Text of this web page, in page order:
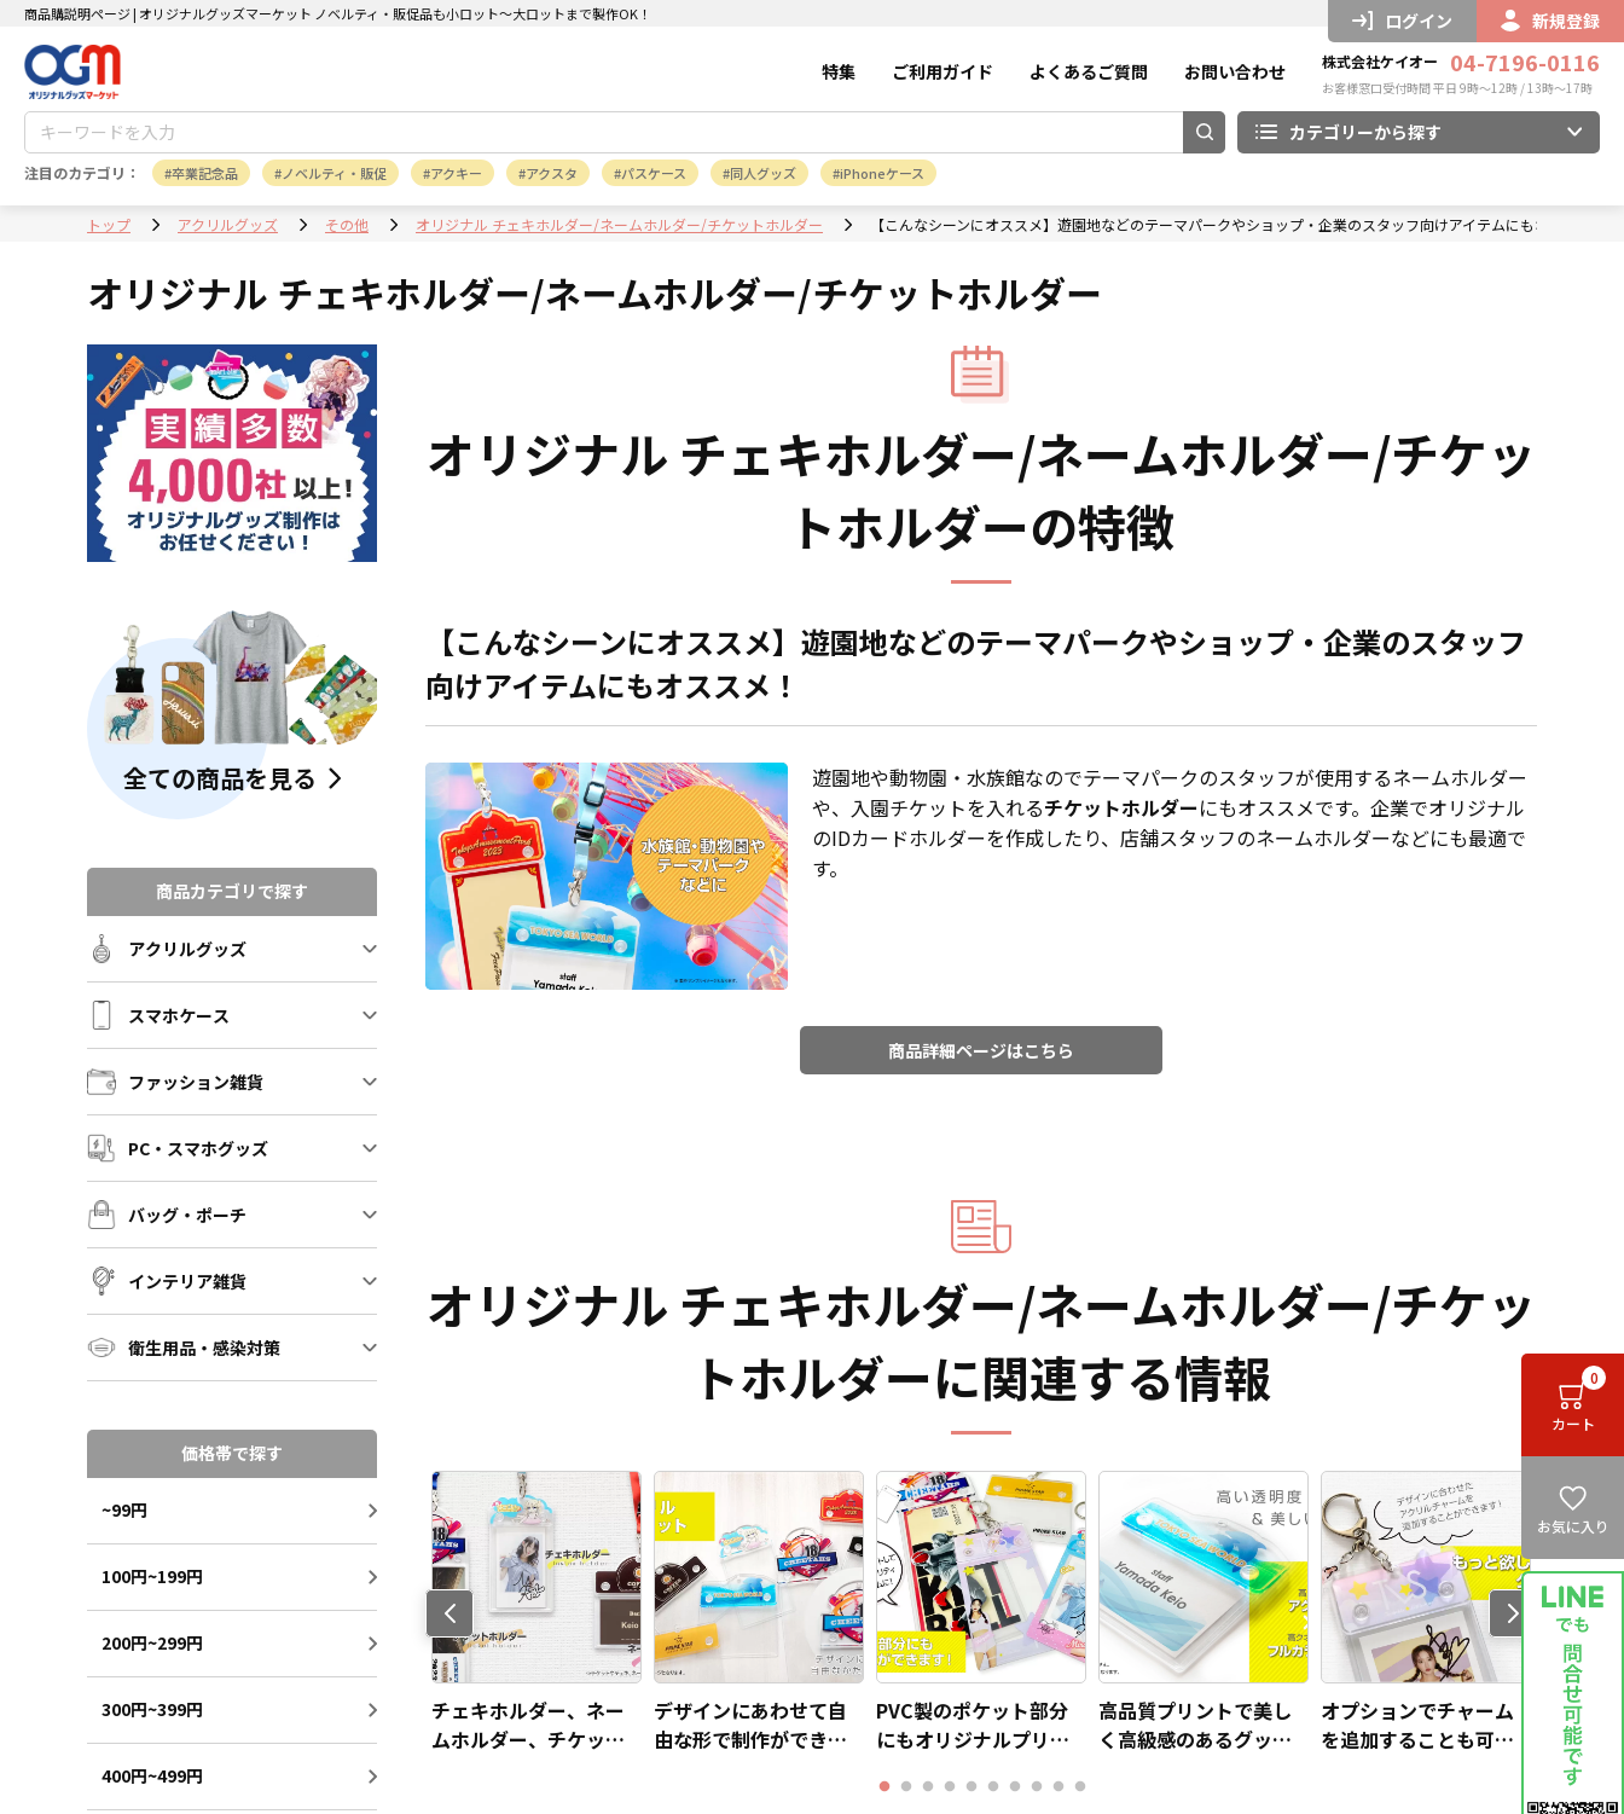
商品購説明ページ | オリジナルグッズマーケット ノベルティ・販促品も小ロット～大ロットまで製作OK！ ログイン 新規登録
特集 ご利用ガイド よくあるご質問 お問い合わせ 株式会社ケイオー 04-7196-0116
お客様窓口受付時間 平日 9時～12時 / 13時～17時
カテゴリーから探す
注目のカテゴリ： 卒業記念品 ノベルティ・販促 アクキー アクスタ パスケース 同人グッズ iPhoneケース
トップ アクリルグッズ その他 オリジナル チェキホルダー/ネームホルダー/チケットホルダー 【こんなシーンにオススメ】遊園地などのテーマパークやショップ・企業のスタッフ向けアイテムにもオススメ！
オリジナル チェキホルダー/ネームホルダー/チケットホルダー
全ての商品を見る
商品カテゴリで探す
アクリルグッズ
スマホケース
ファッション雑貨
PC・スマホグッズ
バッグ・ポーチ
インテリア雑貨
衛生用品・感染対策
価格帯で探す
~99円
100円~199円
200円~299円
300円~399円
400円~499円
オリジナル チェキホルダー/ネームホルダー/チケッ
トホルダーの特徴
【こんなシーンにオススメ】遊園地などのテーマパークやショップ・企業のスタッフ
向けアイテムにもオススメ！
遊園地や動物園・水族館なのでテーマパークのスタッフが使用するネームホルダー
や、入園チケットを入れるチケットホルダーにもオススメです。企業でオリジナル
のIDカードホルダーを作成したり、店舗スタッフのネームホルダーなどにも最適で
す。
商品詳細ページはこちら
オリジナル チェキホルダー/ネームホルダー/チケッ
トホルダーに関連する情報
Previo
us
こんなシーンにオス
メ】スポーツチーム
式グッズにオスス
【こんなシーンにオス
スメ】遊園地などのテ
ーマパークやショッ
チェキホルダー、ネー
ムホルダー、チケット
デザインにあわせて自
由な形で制作ができま
PVC製のポケット部分
にもオリジナルプリン
す！
高品質プリントで美し
く高級感のあるグッズ
オプションでチャーム
を追加することも可能
安全装
ストラ
ました
びいた
カート
0
お気に入り